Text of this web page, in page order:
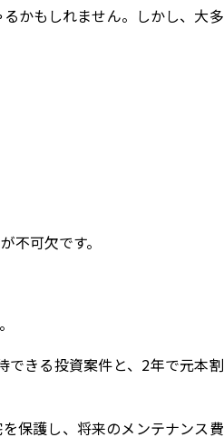
かもしれません。しかし、大多
不可欠です。
きる投資案件と、 2年で元本割
保護し、将来のメンテナンス費